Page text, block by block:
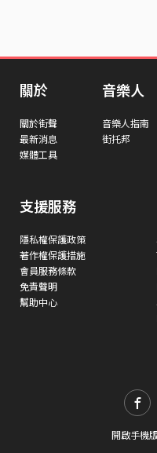
關於
關於街聲
最新消息
媒體工具
音樂人
音樂人指南
街托邦
支援服務
隱私權保護政策
著作權保護措施
會員服務條款
免責聲明
幫助中心
開啟手機版